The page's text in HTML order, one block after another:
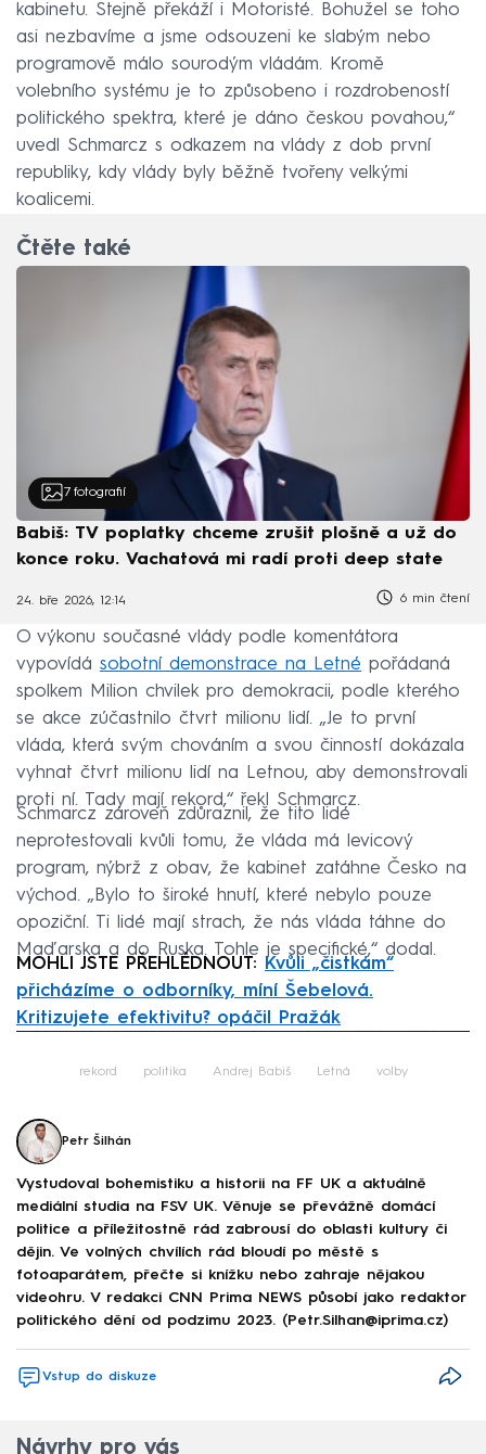
kabinetu. Stejně překáží i Motoristé. Bohužel se toho
asi nezbavíme a jsme odsouzeni ke slabým nebo
programově málo sourodým vládám. Kromě
volebního systému je to způsobeno i rozdrobeností
politického spektra, které je dáno českou povahou,“
uvedl Schmarcz s odkazem na vlády z dob první
republiky, kdy vlády byly běžně tvořeny velkými
koalicemi.
Čtěte také
7 fotografií
Babiš: TV poplatky chceme zrušit plošně a už do
konce roku. Vachatová mi radí proti deep state
24. bře 2026, 12:14 6 min čtení
O výkonu současné vlády podle komentátora
vypovídá sobotní demonstrace na Letné pořádaná
spolkem Milion chvilek pro demokracii, podle kterého
se akce zúčastnilo čtvrt milionu lidí. „Je to první
vláda, která svým chováním a svou činností dokázala
vyhnat čtvrt milionu lidí na Letnou, aby demonstrovali
proti ní. Tady mají rekord,“ řekl Schmarcz.
Schmarcz zároveň zdůraznil, že tito lidé
neprotestovali kvůli tomu, že vláda má levicový
program, nýbrž z obav, že kabinet zatáhne Česko na
východ. „Bylo to široké hnutí, které nebylo pouze
opoziční. Ti lidé mají strach, že nás vláda táhne do
Maďarska a do Ruska. Tohle je specifické,“ dodal.
MOHLI JSTE PŘEHLÉDNOUT: Kvůli „čistkám“
přicházíme o odborníky, míní Šebelová.
Kritizujete efektivitu? opáčil Pražák
rekord politika Andrej Babiš Letná volby
Petr Šilhán
Vystudoval bohemistiku a historii na FF UK a aktuálně
mediální studia na FSV UK. Věnuje se převážně domácí
politice a příležitostně rád zabrousí do oblasti kultury či
dějin. Ve volných chvílích rád bloudí po městě s
fotoaparátem, přečte si knížku nebo zahraje nějakou
videohru. V redakci CNN Prima NEWS působí jako redaktor
politického dění od podzimu 2023. (Petr.Silhan@iprima.cz)
Vstup do diskuze
Návrhy pro vás